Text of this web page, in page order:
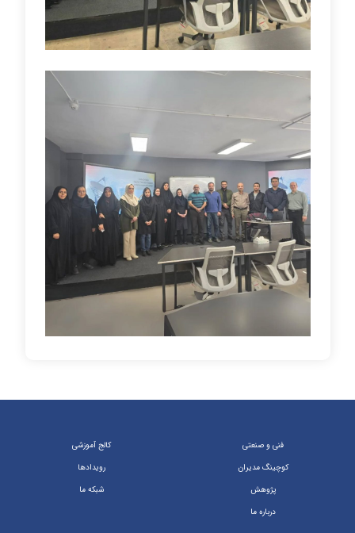
فنی و صنعتی
کالج آموزشی
کوچینگ مدیران
رویداد‌ها
پژوهش
شبکه ما
درباره ما